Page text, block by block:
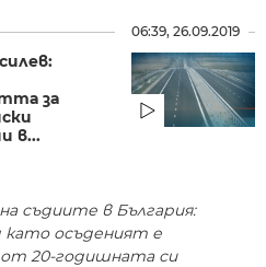
за
в...
06:39, 26.09.2019
съдиите в България:
като осъденият е
от 20-годишната си